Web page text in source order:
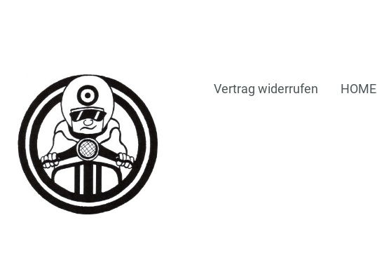
Vertrag widerrufen HOME